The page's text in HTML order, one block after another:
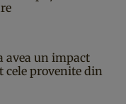
avea un impact
cele provenite din